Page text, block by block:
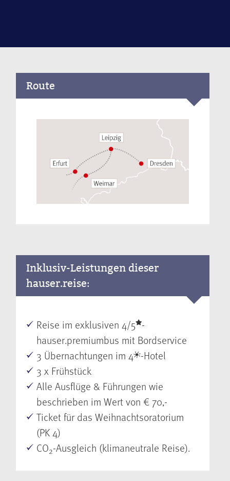
Route
Inklusiv-Leistungen dieser
hauser.reise:
Reise im exklusiven 4/5 -
hauser.premiumbus mit Bordservice
3 Übernachtungen im 4 -Hotel
3 x Frühstück
Alle Ausflüge & Führungen wie
beschrieben im Wert von € 70,-
Ticket für das Weihnachtsoratorium
(PK 4)
CO2-Ausgleich (klimaneutrale Reise).